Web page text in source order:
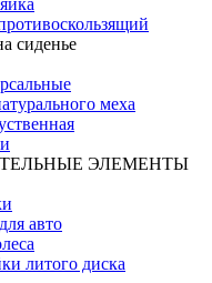
сиденье
меха
ЭЛЕМЕНТЫ
авто
литого диска